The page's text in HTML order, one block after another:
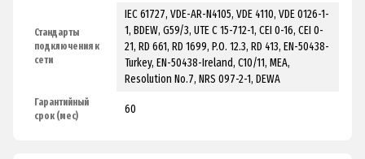
Стандарты
подключения к
сети
IEC 61727, VDE-AR-N4105, VDE 4110, VDE 0126-1-
1, BDEW, G59/3, UTE C 15-712-1, CEI 0-16, CEI 0-
21, RD 661, RD 1699, P.O. 12.3, RD 413, EN-50438-
Turkey, EN-50438-Ireland, C10/11, MEA,
Resolution No.7, NRS 097-2-1, DEWA
Гарантийный
срок (мес)
60